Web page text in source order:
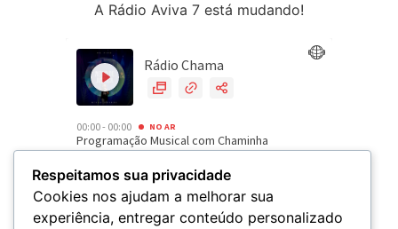
A Rádio Aviva 7 está mudando!
Respeitamos sua privacidade
Cookies nos ajudam a melhorar sua
experiência, entregar conteúdo personalizado